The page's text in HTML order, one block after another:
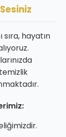
sıra, hayatın